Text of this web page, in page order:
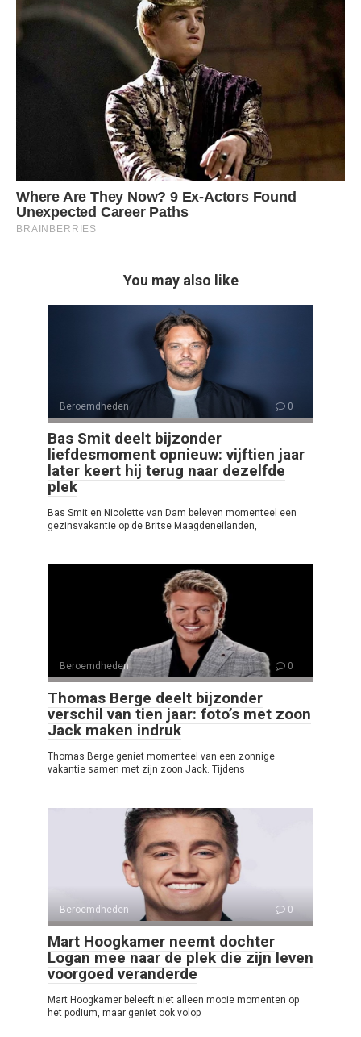
You may also like
Beroemdheden 0
Bas Smit deelt bijzonder
liefdesmoment opnieuw: vijftien jaar
later keert hij terug naar dezelfde
plek
Bas Smit en Nicolette van Dam beleven momenteel een
gezinsvakantie op de Britse Maagdeneilanden,
Beroemdheden 0
Thomas Berge deelt bijzonder
verschil van tien jaar: foto’s met zoon
Jack maken indruk
Thomas Berge geniet momenteel van een zonnige
vakantie samen met zijn zoon Jack. Tijdens
Beroemdheden 0
Mart Hoogkamer neemt dochter
Logan mee naar de plek die zijn leven
voorgoed veranderde
Mart Hoogkamer beleeft niet alleen mooie momenten op
het podium, maar geniet ook volop